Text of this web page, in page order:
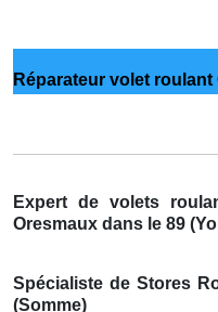
Réparateur volet roulant
Expert de volets
Oresmaux dans le 89
Spécialiste de Stores
(Somme)